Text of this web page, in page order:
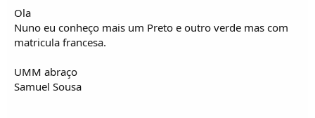
Ola
Nuno eu conheço mais um Preto e outro verde mas com
matricula francesa.
UMM abraço
Samuel Sousa